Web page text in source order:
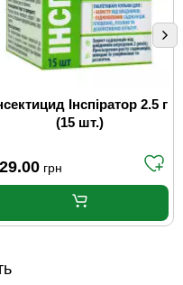
Інспіратор 2.5 г
(15 шт.)
грн